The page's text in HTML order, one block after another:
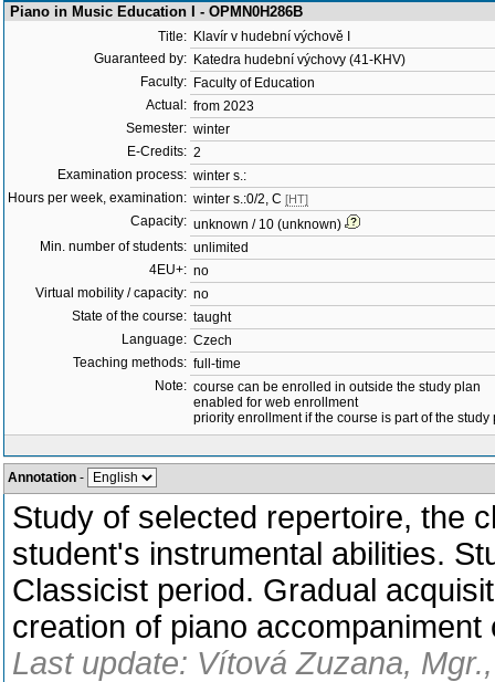
Piano in Music Education I - OPMN0H286B
Title: Klavír v hudební výchově I
Guaranteed by: Katedra hudební výchovy (41-KHV)
Faculty: Faculty of Education
Actual: from 2023
Semester: winter
E-Credits: 2
Examination process: winter s.:
Hours per week, examination: winter s.:0/2, C [HT]
Capacity: unknown / 10 (unknown)
Min. number of students: unlimited
4EU+: no
Virtual mobility / capacity: no
State of the course: taught
Language: Czech
Teaching methods: full-time
Note: course can be enrolled in outside the study plan
enabled for web enrollment
priority enrollment if the course is part of the study
Annotation -
Study of selected repertoire, the
student's instrumental abilities.
Classicist period. Gradual
creation of piano accompaniment
Last update: Vítová Zuzana,